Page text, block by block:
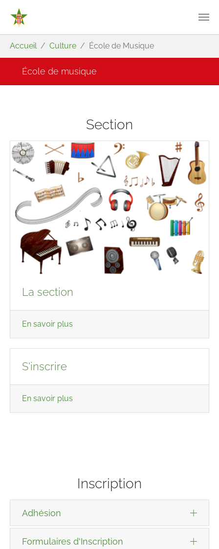
Aller au contenu principal
Accueil Culture École de Musique
École de musique
Section
La section
En savoir plus
S'inscrire
En savoir plus
Inscription
Adhésion
Formulaires d'Inscription